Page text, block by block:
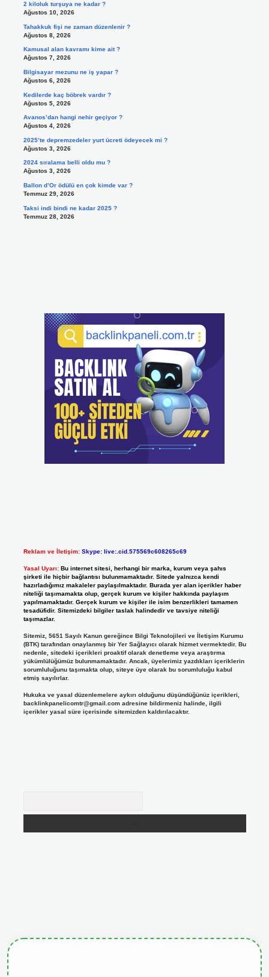
2 kiloluk turşuya ne kadar ?
Ağustos 10, 2026
Tahakkuk fişi ne zaman düzenlenir ?
Ağustos 8, 2026
Kamusal alan kavramı kime ait ?
Ağustos 7, 2026
Bilgisayar mezunu ne iş yapar ?
Ağustos 6, 2026
Kedilerde kaç böbrek vardır ?
Ağustos 5, 2026
Avanos’dan hangi nehir geçiyor ?
Ağustos 4, 2026
2025’te depremzedeler yurt ücreti ödeyecek mi ?
Ağustos 3, 2026
2024 sıralama belli oldu mu ?
Ağustos 3, 2026
Ballon d’Or ödülü en çok kimde var ?
Temmuz 29, 2026
Taksi indi bindi ne kadar 2025 ?
Temmuz 28, 2026
Reklam ve İletişim: Skype: live:.cid.575569c608265c69
Yasal Uyarı: Bu internet sitesi, herhangi bir marka, kurum veya şahıs
şirketi ile hiçbir bağlantısı bulunmamaktadır. Sitede yalnızca kendi
hazırladığımız makaleler paylaşılmaktadır. Burada yer alan içerikler haber
niteliği taşımamakta olup, gerçek kurum ve kişiler hakkında paylaşım
yapılmamaktadır. Gerçek kurum ve kişiler ile isim benzerlikleri tamamen
tesadüfidir. Sitemizdeki bilgiler taslak halindedir ve tavsiye niteliği
taşımazlar.
Sitemiz, 5651 Sayılı Kanun gereğince Bilgi Teknolojileri ve İletişim Kurumu
(BTK) tarafından onaylanmış bir Yer Sağlayıcı olarak hizmet vermektedir. Bu
nedenle, sitedeki içerikleri proaktif olarak denetleme veya araştırma
yükümlülüğümüz bulunmamaktadır. Ancak, üyelerimiz yazdıkları içeriklerin
sorumluluğunu taşımakta olup, siteye üye olarak bu sorumluluğu kabul
etmiş sayılırlar.
Hukuka ve yasal düzenlemelere aykırı olduğunu düşündüğünüz içerikleri,
backlinkpanelicomtr@gmail.comadresine bildirmeniz halinde, ilgili
içerikler yasal süre içerisinde sitemizden kaldırılacaktır.